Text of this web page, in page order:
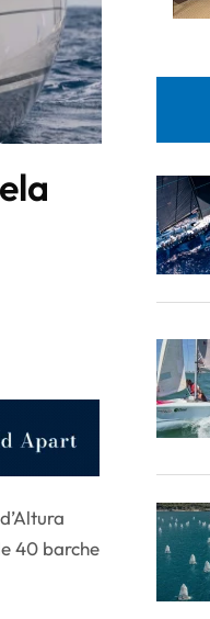
40 barche